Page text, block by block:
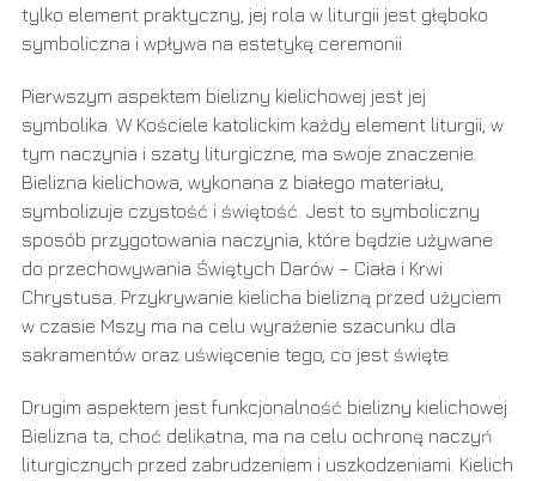
tylko element praktyczny, jej rola w liturgii jest głęboko
symboliczna i wpływa na estetykę ceremonii.
Pierwszym aspektem bielizny kielichowej jest jej
symbolika. W Kościele katolickim każdy element liturgii, w
tym naczynia i szaty liturgiczne, ma swoje znaczenie.
Bielizna kielichowa, wykonana z białego materiału,
symbolizuje czystość i świętość. Jest to symboliczny
sposób przygotowania naczynia, które będzie używane
do przechowywania Świętych Darów – Ciała i Krwi
Chrystusa. Przykrywanie kielicha bielizną przed użyciem
w czasie Mszy ma na celu wyrażenie szacunku dla
sakramentów oraz uświęcenie tego, co jest święte.
Drugim aspektem jest funkcjonalność bielizny kielichowej.
Bielizna ta, choć delikatna, ma na celu ochronę naczyń
liturgicznych przed zabrudzeniem i uszkodzeniami. Kielich